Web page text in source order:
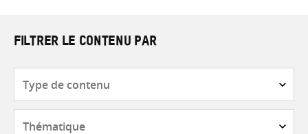
FILTRER LE CONTENU PAR
contenu